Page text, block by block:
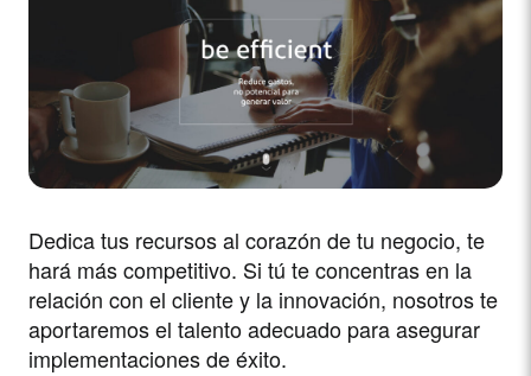
Dedica tus recursos al corazón de tu negocio, te
hará más competitivo. Si tú te concentras en la
relación con el cliente y la innovación, nosotros te
aportaremos el talento adecuado para asegurar
implementaciones de éxito.